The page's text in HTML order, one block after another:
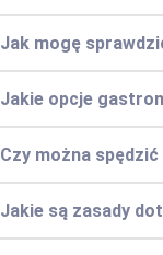
Jak mogę
Jakie opcje
Czy można
Jakie są zasady